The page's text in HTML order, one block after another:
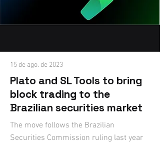
15 de ago. de 2023
Plato and SL Tools to bring
block trading to the
Brazilian securities market
The move follows the Brazilian
Securities Commission ruling last year